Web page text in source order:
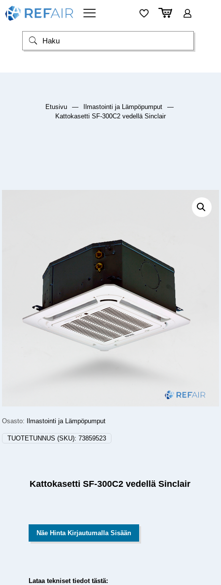
Etusivu — Ilmastointi ja Lämpöpumput
—
Kattokasetti SF-300C2 vedellä Sinclair
Osasto: Ilmastointi ja Lämpöpumput
TUOTETUNNUS (SKU):73859523
Kattokasetti SF-300C2 vedellä Sinclair
Näe Hinta Kirjautumalla Sisään
Lataa tekniset tiedot tästä: